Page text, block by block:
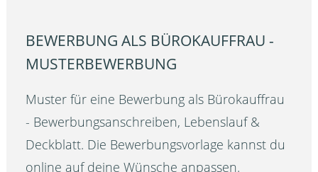
BEWERBUNG ALS BÜROKAUFFRAU -
MUSTERBEWERBUNG
Muster für eine Bewerbung als Bürokauffrau
- Bewerbungsanschreiben, Lebenslauf &
Deckblatt. Die Bewerbungsvorlage kannst du
online auf deine Wünsche anpassen.